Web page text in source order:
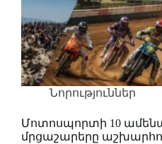
Նորություններ
Մոտոսպորտի 10
մրցաշարերը